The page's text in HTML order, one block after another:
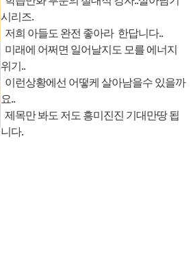
시리즈.
저희 아들도 완전 좋아라 한답니다..
미래에 어쩌면 일어날지도 모를 에너지
위기..
이런상황에선 어떻케 살아남을수 있을까
요..
제목만 봐도 저도 흥미진진 기대만땅 됩
니다.